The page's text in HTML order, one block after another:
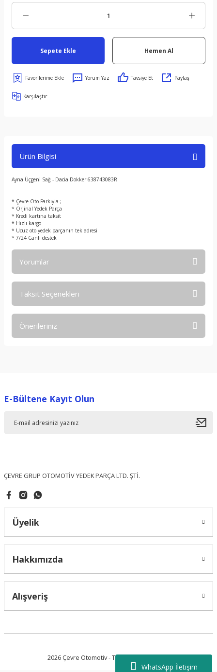
WhatsApp İletişim
Sepete Ekle Hemen Al
Yorum Yaz Tavsiye Et Paylaş
Karşılaştır
Ürün Bilgisi
Ayna Üçgeni Sağ - Dacia Dokker 638743083R
* Çevre Oto Farkıyla ;
* Orjinal Yedek Parça
* Kredi kartına taksit
* Hızlı kargo
* Ucuz oto yedek parçanın tek adresi
* 7/24 Canlı destek
Yorumlar
Taksit Seçenekleri
Önerileriniz
Ürün resmi kalitesiz, bozuk veya görüntülenemiyor.
E-Bültene Kayıt Olun
ÇEVRE GRUP OTOMOTİV YEDEK PARÇA LTD. ŞTİ.
Üyelik
Hakkımızda
Alışveriş
2026 Çevre Otomotiv - Tüm Hakları Saklıdır.